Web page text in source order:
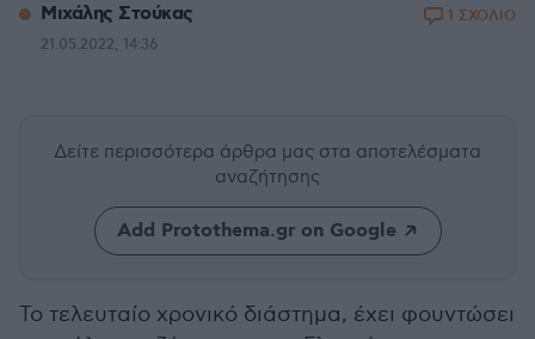
Μιχάλης Στούκας
21.05.2022, 14:36
1 ΣΧΟΛΙΟ
Δείτε περισσότερα άρθρα μας στα αποτελέσματα
αναζήτησης
Add Protothema.gr on Google
Το τελευταίο χρονικό διάστημα, έχει φουντώσει